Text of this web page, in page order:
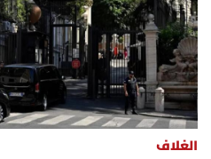
الغلاف